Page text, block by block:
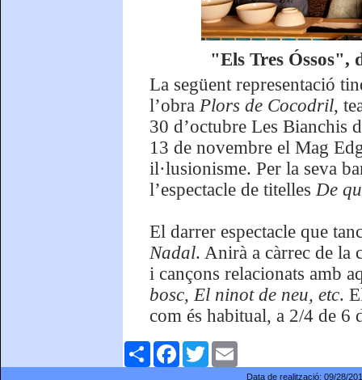
"Els Tres Óssos",
La següent representació
l’obra Plors de Cocodril,
30 d’octubre Les Bianchis
13 de novembre el Mag
il·lusionisme. Per la seva
l’espectacle de titellesDe
El darrer espectacle que
Nadal. Anirà a càrrec de la
i cançons relacionats amb
bosc, El ninot de neu, etc.
com és habitual, a 2/4 de 6
ComparteixFacebookTwitter
Data de realització: 09/28/